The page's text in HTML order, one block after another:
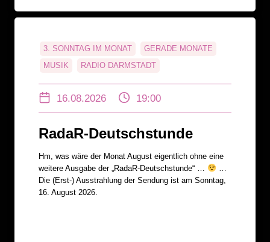
3. SONNTAG IM MONAT
GERADE MONATE
MUSIK
RADIO DARMSTADT
16.08.2026 19:00
RadaR-Deutschstunde
Hm, was wäre der Monat August eigentlich ohne eine
weitere Ausgabe der „RadaR-Deutschstunde“ …
Die (Erst-) Ausstrahlung der Sendung ist am Sonntag,
16. August 2026.